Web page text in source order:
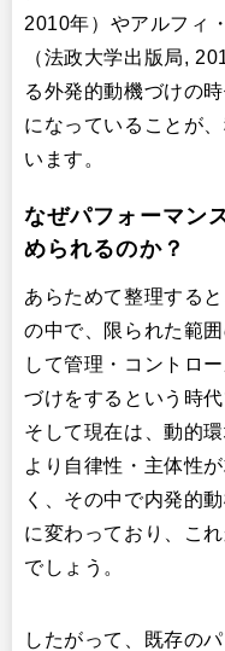
2010年）やアルフィ
（法政大学出版局,
る外発的動機づけの
になっていることが
います。
なぜパフォーマン
められるのか？
あらためて整理する
の中で、限られた範
して管理・コントロ
づけをするという時代
そして現在は、動的
より自律性・主体性
く、その中で内発的
に変わっており、こ
でしょう。
したがって、既存の